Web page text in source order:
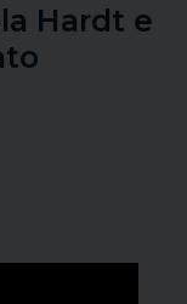
Hardt e